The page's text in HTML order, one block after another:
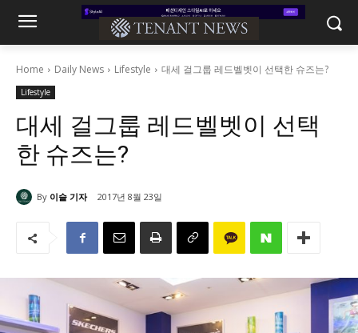
Home Daily News Lifestyle 대세 걸그룹 레드벨벳이 선택한 슈즈는?
Lifestyle
대세 걸그룹 레드벨벳이 선택
한 슈즈는?
By 이슬 기자 2017년 8월 23일